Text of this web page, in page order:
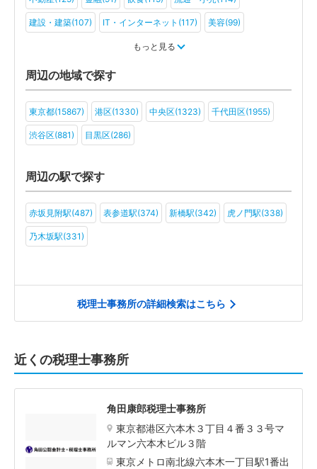
建設・建築(107) IT・インターネット(117) 美容(99)
製造(107) 教育(88)
旅行・ホテル(84) アミューズメント・レジャー(75)
ファンド(49) 社会福祉法人(44) 医療法人(64) ＮＰＯ法人(46)
学校法人(41) 一般社団法人(63) その他(56)
もっと見る
周辺の地域で探す
東京都(15867) 港区(1330) 中央区(1323) 千代田区(1955)
渋谷区(881) 目黒区(286)
周辺の駅で探す
赤坂見附駅(487) 表参道駅(374) 新橋駅(342) 虎ノ門駅(338)
乃木坂駅(331)
税理士事務所の詳細検索はこちら
近くの税理士事務所
角田康郎税理士事務所
東京都港区六本木３丁目４番３３号マ
ルマン六本木ビル３階
東京メトロ南北線六本木一丁目駅1番出